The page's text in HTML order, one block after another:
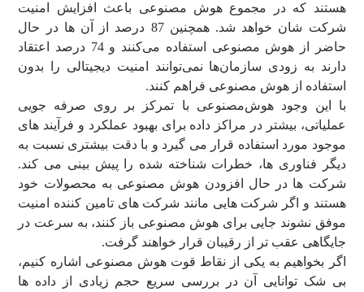
هستند که در مجموع هوش مصنوعی باعث افزایش امنیت
شرکت شان خواهد شد. همچنین 87 درصد از آن ها در حال
حاضر از هوش مصنوعی استفاده می‌کنند و 74 درصد اعتقاد
دارند به زودی سازمان‌ها نمی‌توانند امنیت دیجیتالی را بدون
استفاده از هوش مصنوعی فراهم کنند.
با این وجود هوش‌مصنوعی با تمرکز بر روی صرفه جویی
عملیاتی، بیشتر در مراکز داده برای بهبود عملکرد و فرآیند های
موجود مورد استفاده قرار می گیرد و با دقت بیشتری نسبت به
دیگر فناوری ها، خطرات شناخته شده را پیش بینی می کند.
شرکت ها در حال افزودن هوش مصنوعی به محصولات خود
هستند و اگر شرکت هایی مانند شرکت های تامین کننده امنیت
موفق نشوند جایی برای هوش مصنوعی باز کنند، به سرعت در
جایگاهی عقب تر از رقیبان قرار خواهند گرفت.
اگر بخواهیم به یکی از نقاط قوت هوش مصنوعی اشاره کنیم،
بی شک توانایی آن در بررسی سریع حجم زیادی از داده ها